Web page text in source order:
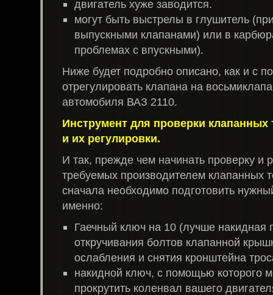
двигатель хуже заводится.
могут быть выстрелы в глушитель
выпускными клапанами) или в
проблемах с впускными).
Ниже будет подробно описано, как и с
отрегулировать клапана на
автомобиля ВАЗ 2110.
Инструмент для проверки клапанных
и их регулировки.
И так, прежде чем начинать проверку и
требуемых производителем клапанных
сначала необходимо подготовить
именно:
Гаечный ключ на 10 (лучше накидная
откручивания болтов клапанной
ослабления и снятия кронштейна
накидной ключ, с помощью которого
прокрутить коленвал вашего